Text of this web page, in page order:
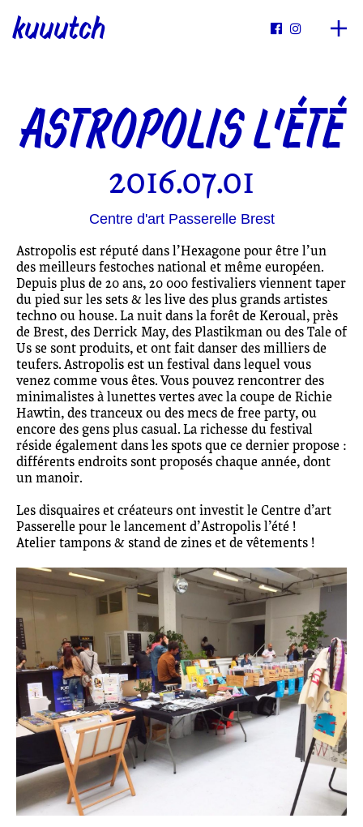
kuuutch  
ASTROPOLIS L’ÉTÉ
2016.07.01
Centre d'art Passerelle Brest
Astropolis est réputé dans l’Hexagone pour être l’un
des meilleurs festoches national et même européen.
Depuis plus de 20 ans, 20 000 festivaliers viennent taper
du pied sur les sets & les live des plus grands artistes
techno ou house. La nuit dans la forêt de Keroual, près
de Brest, des Derrick May, des Plastikman ou des Tale of
Us se sont produits, et ont fait danser des milliers de
teufers. Astropolis est un festival dans lequel vous
venez comme vous êtes. Vous pouvez rencontrer des
minimalistes à lunettes vertes avec la coupe de Richie
Hawtin, des tranceux ou des mecs de free party, ou
encore des gens plus casual. La richesse du festival
réside également dans les spots que ce dernier propose :
différents endroits sont proposés chaque année, dont
un manoir.
Les disquaires et créateurs ont investit le Centre d’art
Passerelle pour le lancement d’Astropolis l’été !
Atelier tampons & stand de zines et de vêtements !